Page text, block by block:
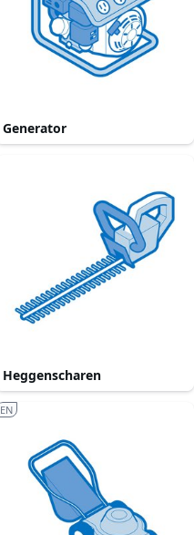
Generator
Heggenscharen
EN